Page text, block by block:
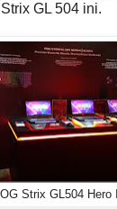
GL 504 ini.
Strix GL504 Hero II